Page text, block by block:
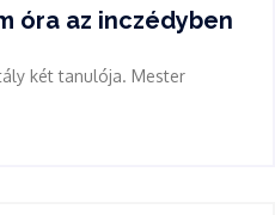
óra az inczédyben
két tanulója. Mester